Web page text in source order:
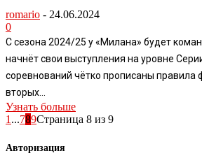
romario - 24.06.2024
0
С сезона 2024/25 у «Милана» будет
начнёт свои выступления на уровне
соревнований чётко прописаны правила
вторых...
Узнать больше
1...789Страница 8 из 9
Авторизация